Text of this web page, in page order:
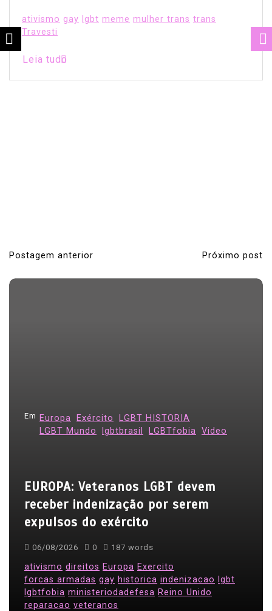
ativismo gay lgbt meme mulher trans trans
Travesti
Leia tudo
N
a
Postagem anterior Próximo post
Em Europa Exército
LGBT HISTORIA
LGBT Mundo
lgbtbrasil LGBTfobia Video
EUROPA: Veteranos LGBT devem
receber indenização por serem
expulsos do exército
06/08/2026 0 187 words
ativismo direitos Europa Exercito
forcas armadas gay historica indenizacao
lgbt
lgbtfobia ministeriodadefesa Reino Unido
reparacao veteranos